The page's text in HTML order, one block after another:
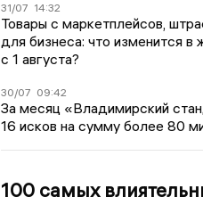
31/07 14:32
Товары с маркетплейсов,
для бизнеса: что изменится в
с 1 августа?
30/07 09:42
За месяц «Владимирский
16 исков на сумму более 80
100 самых